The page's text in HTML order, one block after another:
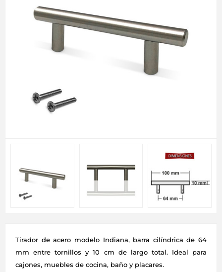
Tirador de acero modelo Indiana, barra cilíndrica de 64
mm entre tornillos y 10 cm de largo total. Ideal para
cajones, muebles de cocina, baño y placares.